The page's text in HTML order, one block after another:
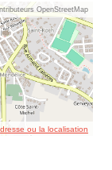
OpenStreetMap
ou la localisation